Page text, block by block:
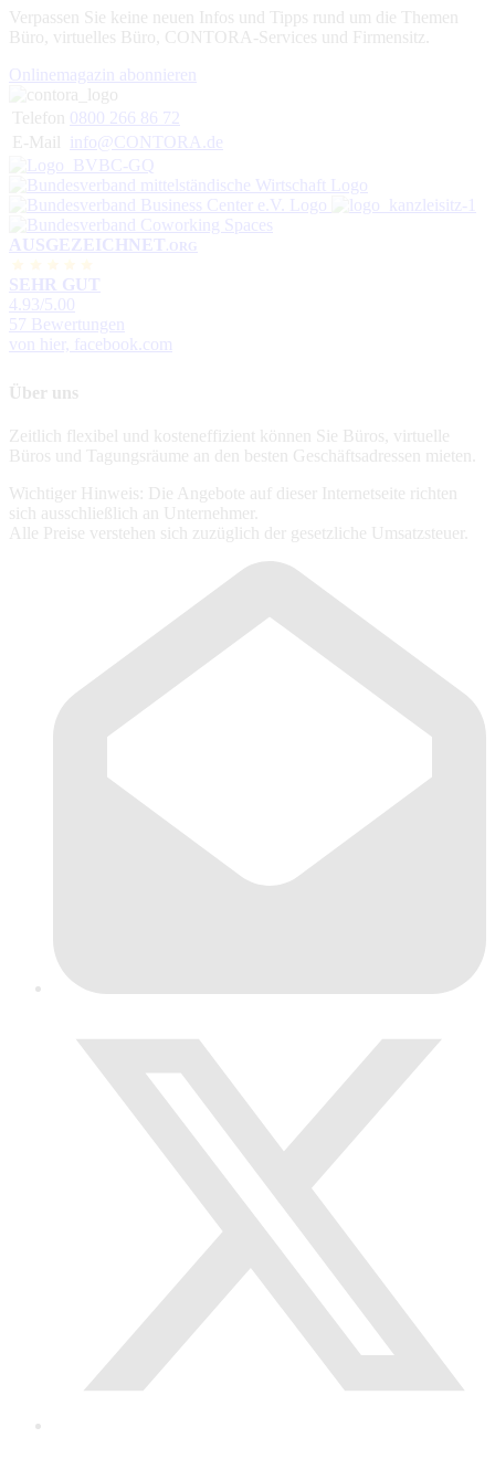
Verpassen Sie keine neuen Infos und Tipps rund um die Themen
Büro, virtuelles Büro, CONTORA-Services und Firmensitz.
Onlinemagazin abonnieren
Telefon
0800 266 86 72
E-Mail
info@CONTORA.de
AUSGEZEICHNET .ORG
SEHR GUT
4.93 /5.00
57 Bewertungen
von hier, facebook.com
Über uns
Zeitlich flexibel und kosteneffizient können Sie Büros, virtuelle
Büros und Tagungsräume an den besten Geschäftsadressen mieten.
Wichtiger Hinweis: Die Angebote auf dieser Internetseite richten
sich ausschließlich an Unternehmer.
Alle Preise verstehen sich zuzüglich der gesetzliche Umsatzsteuer.